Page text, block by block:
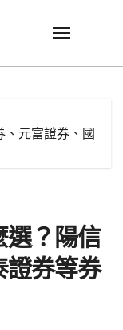
、元富證券、國
選？陽信
證券等券